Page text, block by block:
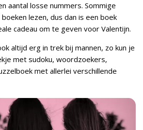
aantal losse nummers. Sommige
lezen, dus dan is een boek
cadeau om te geven voor Valentijn.
altijd erg in trek bij mannen, zo kun je
met sudoku, woordzoekers,
met allerlei verschillende